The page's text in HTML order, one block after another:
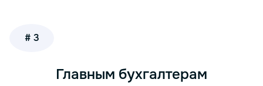
Планирование и подготовка документов. На
этом этапе мы согласуем с вами перечень
# 3
Главным бухгалтерам